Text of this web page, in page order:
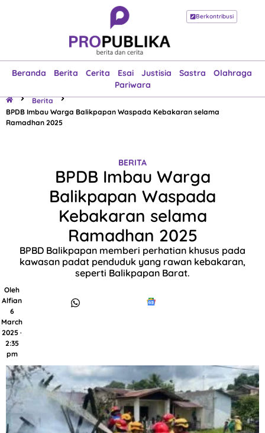
Berkontribusi
Beranda Berita Cerita Esai Justisia Sastra
Olahraga
Pariwara
Beranda
Esai
Justisia
Sastra
Olahraga
Pariwara
Berita
BPDB Imbau Warga Balikpapan Waspada Kebakaran selama
Ramadhan 2025
BERITA
BPDB Imbau Warga
Balikpapan Waspada
Kebakaran selama
Ramadhan 2025
BPBD Balikpapan memberi perhatian khusus pada
kawasan padat penduduk yang rawan kebakaran,
seperti Balikpapan Barat.
Oleh
Alfian
6
March
2025 ·
2:35
pm